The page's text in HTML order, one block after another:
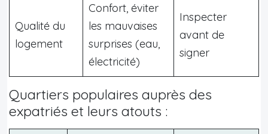
Qualité du
logement
Confort, éviter
les mauvaises
surprises (eau,
électricité)
Inspecter
avant de
signer
Quartiers populaires auprès des
expatriés et leurs atouts :